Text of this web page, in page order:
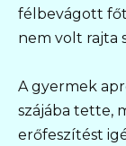
félbevágott
nem volt rajta
A gyermek
szájába tette,
erőfeszítést